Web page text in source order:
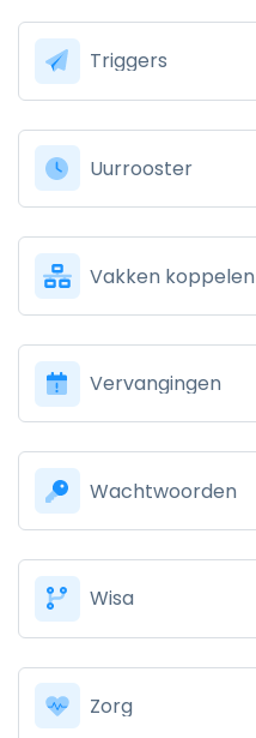
Triggers
Uurrooster
Vakken koppelen
Vervangingen
Wachtwoorden
Wisa
Zorg